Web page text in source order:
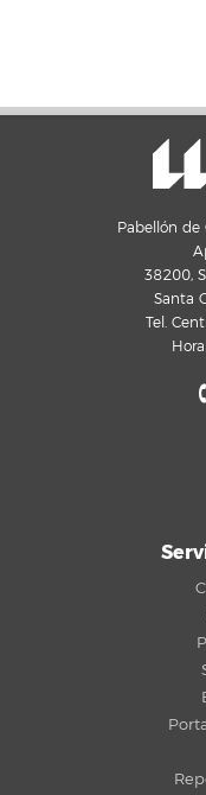
Pabellón de
38200,
Santa
Tel.